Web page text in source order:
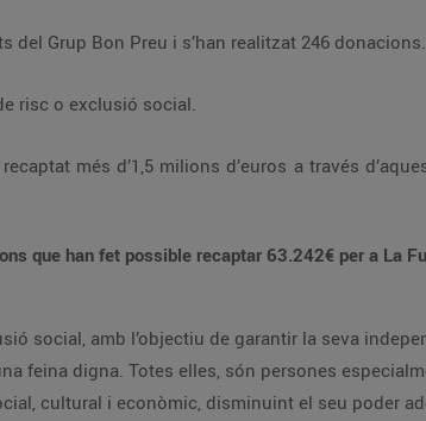
La recaptació s’ha portat a terme a través de l’Arrodoniment Solidari als establiments del Grup Bon Preu i s’han realitzat 246 donacions.
destinat a dones en situació de risc o exclusió social.
recaptar 63.242€ per a La Fundació Ared,